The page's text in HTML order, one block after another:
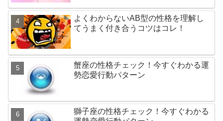
よくわからないAB型の性格を理解し
てうまく付き合うコツはコレ！
蟹座の性格チェック！今すぐわかる運
勢恋愛行動パターン
獅子座の性格チェック！今すぐわかる